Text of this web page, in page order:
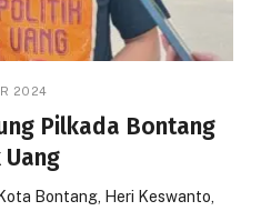
2024
Pilkada Bontang
Bontang, Heri Keswanto,